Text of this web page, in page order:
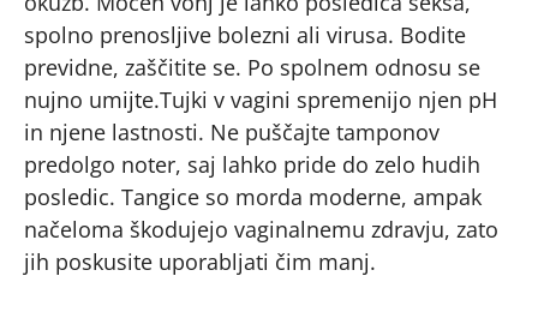
spolno prenosljive bolezni ali virusa. Bodite
previdne, zaščitite se. Po spolnem odnosu se
nujno umijte.Tujki v vagini spremenijo njen pH
in njene lastnosti. Ne puščajte tamponov
predolgo noter, saj lahko pride do zelo hudih
posledic. Tangice so morda moderne, ampak
načeloma škodujejo vaginalnemu zdravju, zato
jih poskusite uporabljati čim manj.